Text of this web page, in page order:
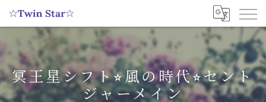
冥王星シフト⭐︎風の時代⭐︎セント
ジャーメイン